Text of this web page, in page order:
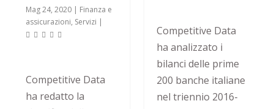
Mag 24, 2020 | Finanza e
assicurazioni, Servizi |
Competitive Data
ha redatto la
Competitive Data
ha analizzato i
bilanci delle prime
200 banche italiane
nel triennio 2016-